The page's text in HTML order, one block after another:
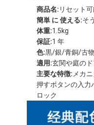
家へ
製品
ビデオ
わたしたち に つい て
商品名: リセット
簡単 に 使える:そ
体重:1.5kg
保証:1 年
色:黒/銀/青銅/古物
適用:玄関や庭の
主要な特徴: メカ
押すボタンの入力
ロック